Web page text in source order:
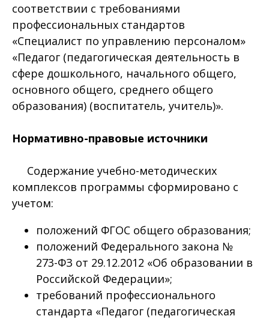
соответствии с требованиями
профессиональных стандартов
«Специалист по управлению персоналом»
«Педагог (педагогическая деятельность в
сфере дошкольного, начального общего,
основного общего, среднего общего
образования) (воспитатель, учитель)».
Нормативно-правовые источники
Содержание учебно-методических
комплексов программы сформировано с
учетом:
положений ФГОС общего образования;
положений Федерального закона №
273-ФЗ от 29.12.2012 «Об образовании в
Российской Федерации»;
требований профессионального
стандарта «Педагог (педагогическая